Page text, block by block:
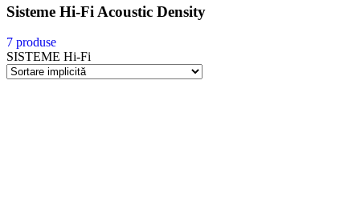
Sisteme Hi-Fi Acoustic Density
7 produse
SISTEME Hi-Fi